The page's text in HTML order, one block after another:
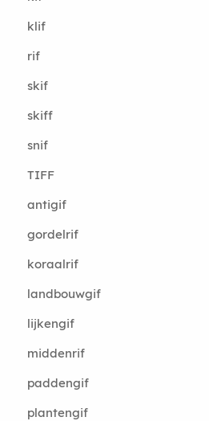
klif
rif
skif
skiff
snif
TIFF
antigif
gordelrif
koraalrif
landbouwgif
lijkengif
middenrif
paddengif
plantengif